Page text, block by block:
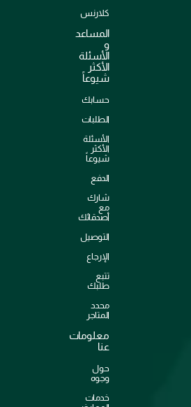
كلارنس
المساعد
و
الأسئلة
الأكثر
شيوعاً
حسابك
الطلبات
الأسئلة
الأكثر
شيوعاً
الدفع
شارك
مع
أصدقائك
التوصيل
الإرجاع
تتبع
طلبك
محدد
المتاجر
معلومات
عنا
حول
وجوه
خدمات